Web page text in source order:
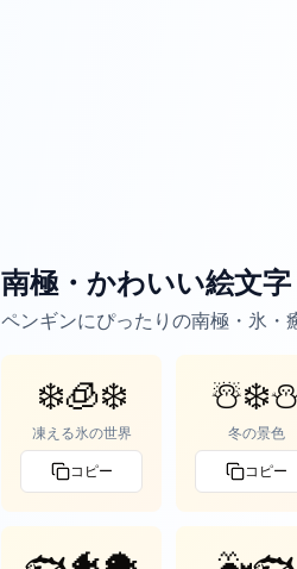
南極・かわいい絵文字
ペンギンにぴったりの南極・氷・
❄️🧊❄️
凍える氷の世界
コピー
冬の景色
コピー